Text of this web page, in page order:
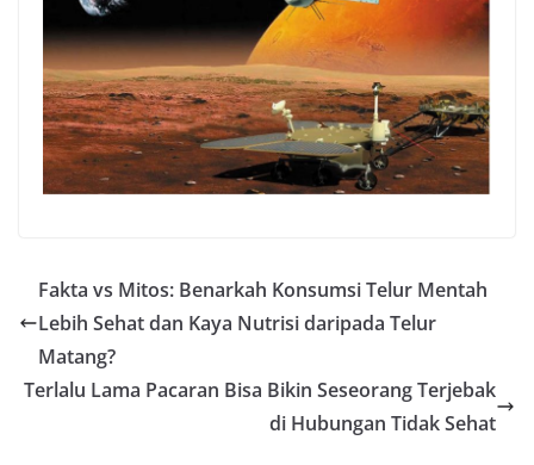
Fakta vs Mitos: Benarkah Konsumsi Telur Mentah
Lebih Sehat dan Kaya Nutrisi daripada Telur
Matang?
Terlalu Lama Pacaran Bisa Bikin Seseorang Terjebak
di Hubungan Tidak Sehat